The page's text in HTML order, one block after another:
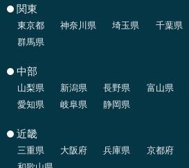
関東
東京都 神奈川県 埼玉県 千葉県
群馬県
中部
山梨県 新潟県 長野県 富山県
愛知県
岐阜県 静岡県
近畿
三重県 大阪府 兵庫県 京都府